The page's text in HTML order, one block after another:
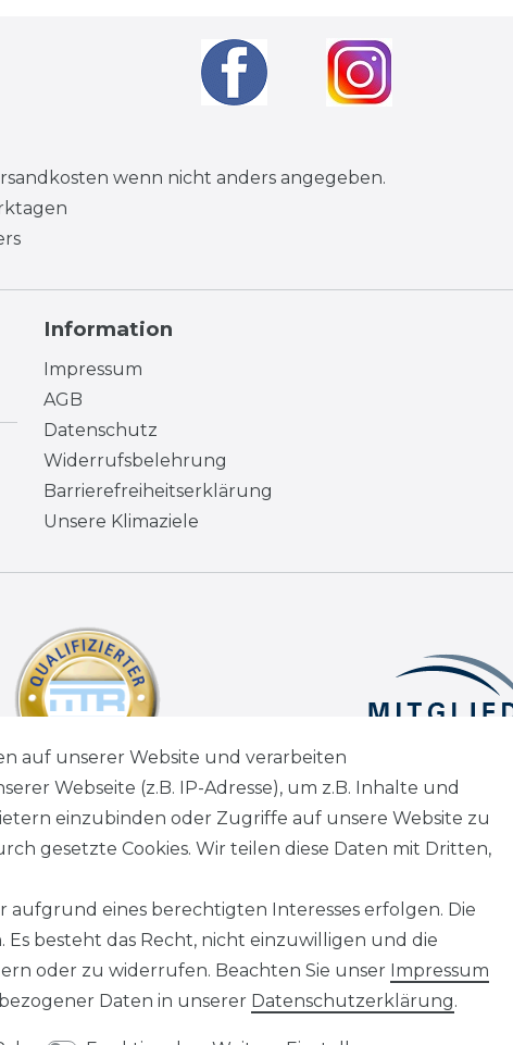
wenn nicht anders angegeben.
Information
Impressum
AGB
Datenschutz
Widerrufsbelehrung
Barrierefreiheitserklärung
Unsere Klimaziele
auf unserer Website und verarbeiten
Webseite (z.B. IP-Adresse), um z.B. Inhalte und
einzubinden oder Zugriffe auf unsere Website zu
gesetzte Cookies. Wir teilen diese Daten mit Dritten,
eines berechtigten Interesses erfolgen. Die
besteht das Recht, nicht einzuwilligen und die
oder zu widerrufen. Beachten Sie unser Impressum
Daten in unserer Daten­schutz­erklärung.